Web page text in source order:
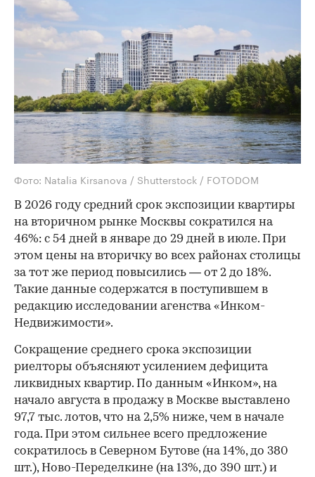
Фото: Natalia Kirsanova / Shutterstock / FOTODOM
В 2026 году средний срок экспозиции квартиры
на вторичном рынке Москвы сократился на
46%: с 54 дней в январе до 29 дней в июле. При
этом цены на вторичку во всех районах столицы
за тот же период повысились — от 2 до 18%.
Такие данные содержатся в поступившем в
редакцию исследовании агенства «Инком-
Недвижимости».
Сокращение среднего срока экспозиции
риелторы объясняют усилением дефицита
ликвидных квартир. По данным «Инком», на
начало августа в продажу в Москве выставлено
97,7 тыс. лотов, что на 2,5% ниже, чем в начале
года. При этом сильнее всего предложение
сократилось в Северном Бутове (на 14%, до 380
шт.), Ново-Переделкине (на 13%, до 390 шт.) и